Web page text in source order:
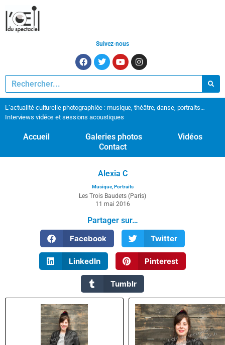
Suivez-nous
L’actualité culturelle photographiée : musique, théâtre, danse, portraits…
Interviews vidéos et sessions acoustiques
Accueil Galeries photos
Vidéos
Contact
Alexia C
Musique,Portraits
Les Trois Baudets (Paris)
11 mai 2016
Partager sur…
Facebook
Twitter
LinkedIn Pinterest
Tumblr